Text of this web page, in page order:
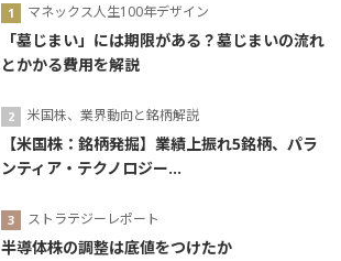
マネックス人生100年デザイン
「墓じまい」には期限がある？墓じまいの流れ
とかかる費用を解説
米国株、業界動向と銘柄解説
【米国株：銘柄発掘】業績上振れ5銘柄、パラ
ンティア・テクノロジー...
ストラテジーレポート
半導体株の調整は底値をつけたか